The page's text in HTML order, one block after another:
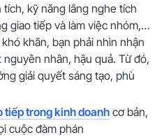
kỹ năng lắng nghe tích
giao tiếp và làm việc nhóm,…
khăn, bạn phải nhìn nhận
nhân, hậu quả. Từ đó,
giải quyết sáng tạo, phù
tiếp trong kinh doanh cơ bản,
cuộc đàm phán